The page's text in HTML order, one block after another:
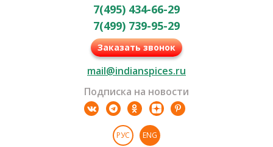
7(495) 434-66-29
7(499) 739-95-29
Заказать звонок
mail@indianspices.ru
Подписка на новости
РУС ENG